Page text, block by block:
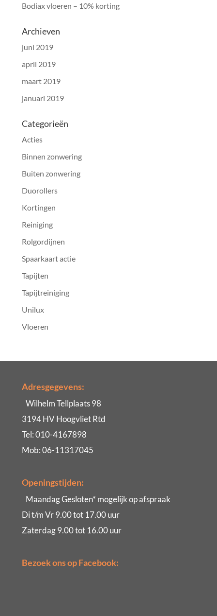
Bodiax vloeren – 10% korting
Archieven
juni 2019
april 2019
maart 2019
januari 2019
Categorieën
Acties
Binnen zonwering
Buiten zonwering
Duorollers
Kortingen
Reiniging
Rolgordijnen
Spaarkaart actie
Tapijten
Tapijtreiniging
Unilux
Vloeren
Adresgegevens:
Wilhelm Tellplaats 98
3194 HV Hoogvliet Rtd
Tel: 010-4167898
Mob: 06-11317045
Openingstijden:
Maandag Gesloten* mogelijk op afspraak
Di t/m Vr 9.00 tot 17.00 uur
Zaterdag 9.00 tot 16.00 uur
Bezoek ons op Facebook: